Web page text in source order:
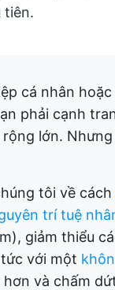
tiên.
cá nhân
phải cạnh
lớn.
tôi về cách
trí tuệ
giảm thiểu
với một
và chấm